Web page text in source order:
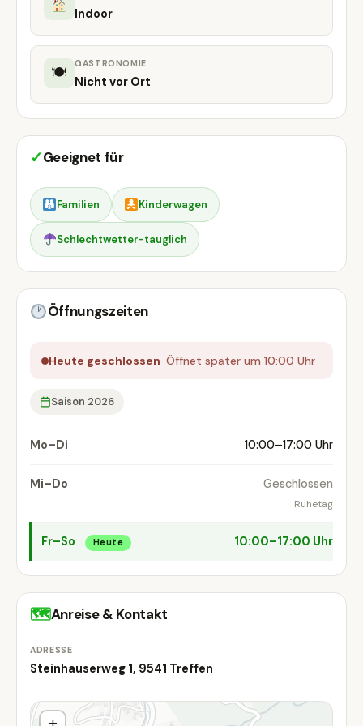
Indoor
🍽 GASTRONOMIE
Nicht vor Ort
✓Geeignet für
Familien Kinderwagen
Schlechtwetter-tauglich
Öffnungszeiten
Heute geschlossen· Öffnet später um 10:00 Uhr
Saison 2026
Mo–Di 10:00–17:00 Uhr
Mi–Do Geschlossen
Ruhetag
Fr–So Heute 10:00–17:00 Uhr
🗺Anreise & Kontakt
ADRESSE
Steinhauserweg 1, 9541 Treffen